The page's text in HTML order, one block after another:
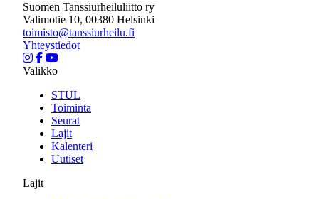
Suomen Tanssiurheiluliitto ry
Valimotie 10, 00380 Helsinki
toimisto@tanssiurheilu.fi
Yhteystiedot
Valikko
STUL
Toiminta
Seurat
Lajit
Kalenteri
Uutiset
Lajit